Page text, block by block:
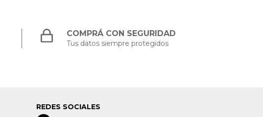
COMPRÁ CON SEGURIDAD
Tus datos siempre protegidos
REDES SOCIALES